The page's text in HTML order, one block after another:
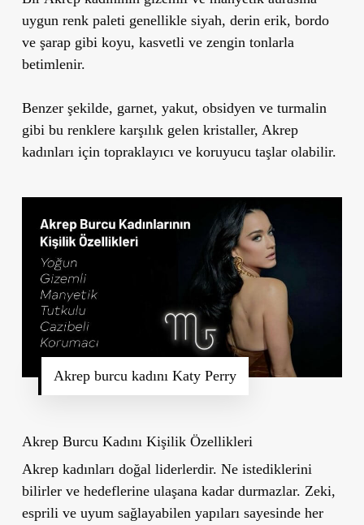
uygun renk paleti genellikle siyah, derin erik, bordo
ve şarap gibi koyu, kasvetli ve zengin tonlarla
betimlenir.
Benzer şekilde, garnet, yakut, obsidyen ve turmalin
gibi bu renklere karşılık gelen kristaller, Akrep
kadınları için topraklayıcı ve koruyucu taşlar olabilir.
Akrep burcu kadını Katy Perry
Akrep Burcu Kadını Kişilik Özellikleri
Akrep kadınları doğal liderlerdir. Ne istediklerini
bilirler ve hedeflerine ulaşana kadar durmazlar. Zeki,
esprili ve uyum sağlayabilen yapıları sayesinde her